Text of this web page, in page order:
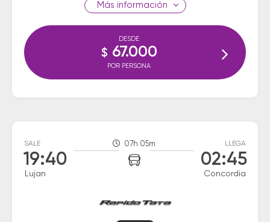
información
DESDE
$ 67.000
POR PERSONA
SALE
19:40
Lujan
07h 05m LLEGA
02:45
Concordia